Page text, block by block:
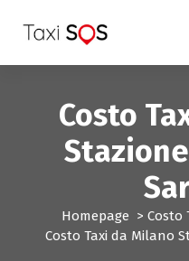
a
Costo
Homepage > Costo
Costo Taxi da Milano